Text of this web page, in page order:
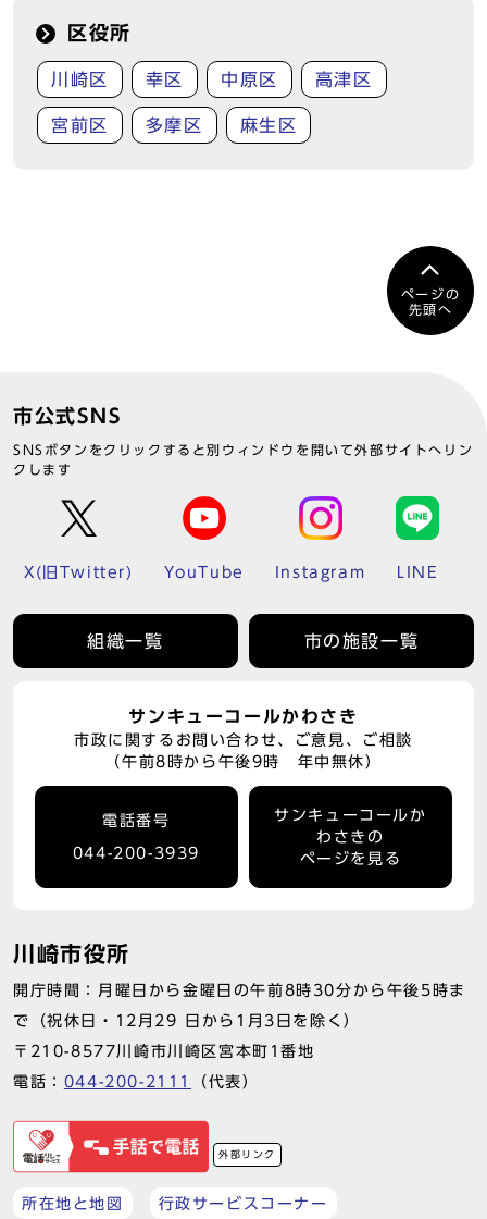
区役所
川崎区 幸区 中原区 高津区
宮前区 多摩区 麻生区
ページの
先頭へ
市公式SNS
SNSボタンをクリックすると別ウィンドウを開いて外部サイトへリン
クします
X(旧Twitter) YouTube Instagram LINE
組織一覧 市の施設一覧
サンキューコールかわさき
市政に関するお問い合わせ、ご意見、ご相談
（午前8時から午後9時 年中無休）
電話番号
044-200-3939
サンキューコールか
わさきの
ページを見る
川崎市役所
開庁時間：月曜日から金曜日の午前8時30分から午後5時ま
で（祝休日・12月29 日から1月3日を除く）
〒210-8577川崎市川崎区宮本町1番地
電話： 044-200-2111 （代表）
外部リンク
所在地と地図 行政サービスコーナー